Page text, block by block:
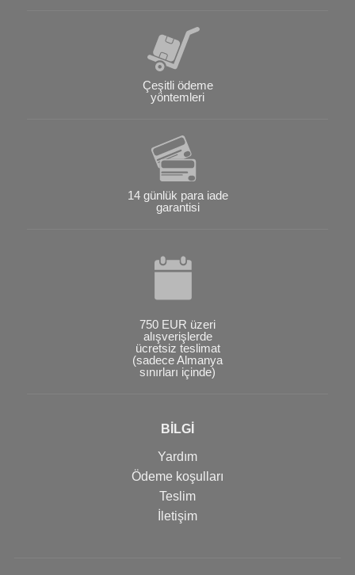
Çeşitli ödeme
yöntemleri
14 günlük para iade
garantisi
750 EUR üzeri
alışverişlerde
ücretsiz teslimat
(sadece Almanya
sınırları içinde)
BİLGİ
Yardım
Ödeme koşulları
Teslim
İletişim